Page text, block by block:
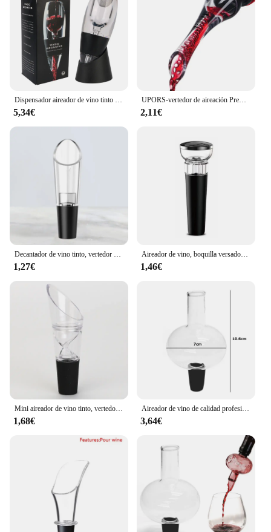
versatile size makes it suitable for both personal use
and larger gatherings, catering to the needs of both
individual wine lovers and vendors looking to offer
a premium experience to their customers. The
AIREADOR VINO Decanter is not just a tool for
wine enthusiasts; it's a statement piece that
embodies the art of wine appreciation.
Dispensador aireador de vino tinto y whisky, decantador de vino profesional, vertedor con filtro y Base, sobrimiento rápido para Bar, fiesta, cocina
5,34€
UPORS-vertedor de aireación Premium para vino tinto, tapón decantador, dispensador de boquilla de botella
2,11€
Decantador de vino tinto, vertedor de aireación, Caño decantador de vino, aireador de vertido, tapón de vino, accesorios portátiles para herramientas de Bar
1,27€
Aireador de vino, boquilla versadora con tapón de vino al vacío, aireador de aire para vino y juego de bomba ahorradora de vino, aireación, disfrute y conserva el vino
1,46€
Mini aireador de vino tinto, vertedor de vino giratorio rápido de 360 grados, tapa decantadora para botellas, accesorios de Bar
1,68€
Aireador de vino de calidad profesional, vertedor, Caño en botella, aireador de vino, se adhiere a la botella de vino para YY005, 1 unidad
3,64€